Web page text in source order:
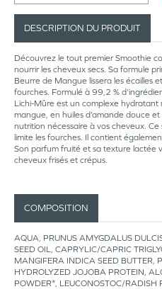
DESCRIPTION DU PRODUIT
Découvrez le tout premier Smoothie
nourrir les cheveux secs. Sa formule
Beurre de Mangue lissera les écailles
fourches. Formulé à 99,2 %
Lichi-Mûre est un complexe
mangue, en huiles d’amande douce
nutrition nécessaire à vos cheveux.
limite les fourches. Il contient
Son parfum fruité et sa texture lactée
cheveux frisés et crépus.
COMPOSITION
AQUA, PRUNUS AMYGDALUS
SEED OIL, CAPRYLIC/CAPRIC
MANGIFERA INDICA SEED BUTTER,
HYDROLYZED JOJOBA PROTEIN,
POWDER*, LEUCONOSTOC/RADISH